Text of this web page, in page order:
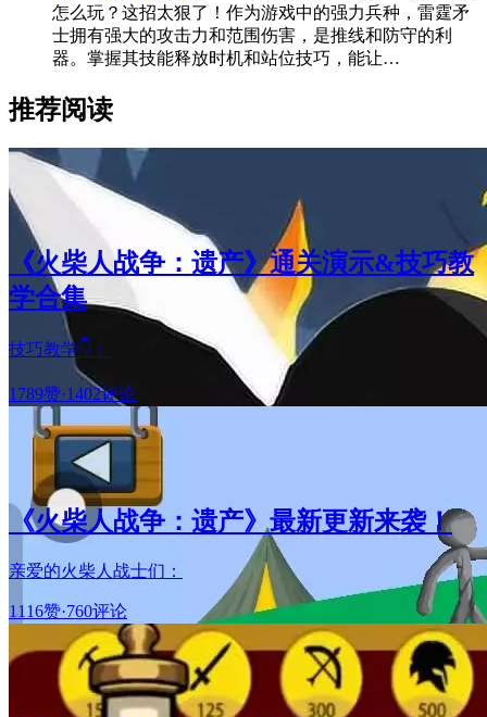
怎么玩？这招太狠了！作为游戏中的强力兵种，雷霆矛
士拥有强大的攻击力和范围伤害，是推线和防守的利
器。掌握其技能释放时机和站位技巧，能让…
推荐阅读
《火柴人战争：遗产》通关演示&技巧教
学合集
技巧教学👇：
1789赞·1402评论
《火柴人战争：遗产》最新更新来袭！
亲爱的火柴人战士们：​
1116赞·760评论